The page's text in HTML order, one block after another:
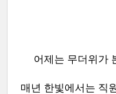
어제는 무더위가
매년 한빛에서는 직